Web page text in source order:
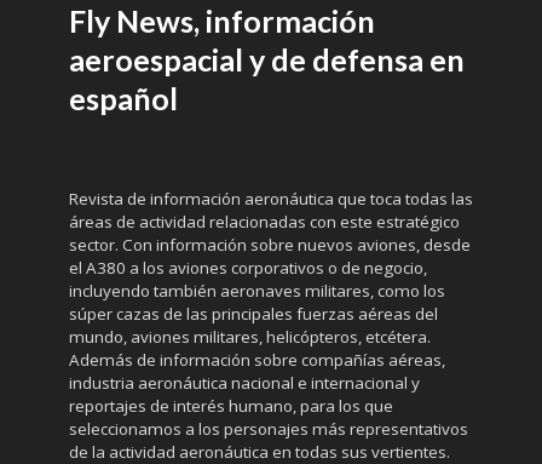
Fly News, información
aeroespacial y de defensa en
español
Revista de información aeronáutica que toca todas las
áreas de actividad relacionadas con este estratégico
sector. Con información sobre nuevos aviones, desde
el A380 a los aviones corporativos o de negocio,
incluyendo también aeronaves militares, como los
súper cazas de las principales fuerzas aéreas del
mundo, aviones militares, helicópteros, etcétera.
Además de información sobre compañías aéreas,
industria aeronáutica nacional e internacional y
reportajes de interés humano, para los que
seleccionamos a los personajes más representativos
de la actividad aeronáutica en todas sus vertientes.